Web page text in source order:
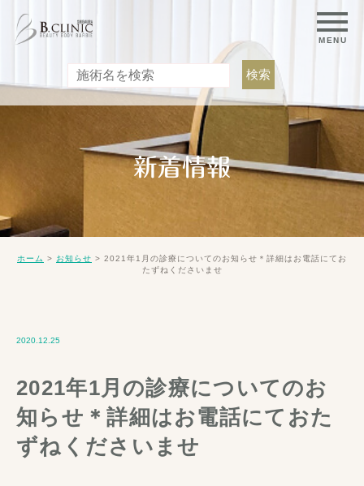
新着情報
ホーム > お知らせ > 2021年1月の診療についてのお知らせ＊詳細はお電話にてお
たずねくださいませ
2020.12.25
2021年1月の診療についてのお
知らせ＊詳細はお電話にておた
ずねくださいませ